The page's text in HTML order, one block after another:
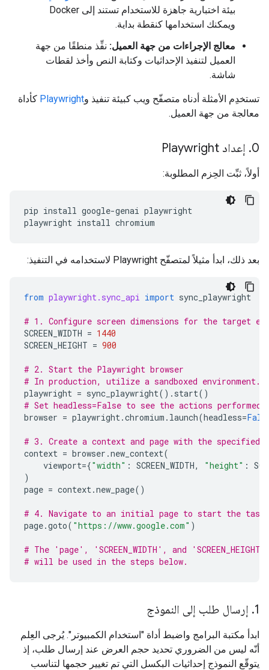
بيئة اختبارية جاهزة للاستخدام تستند إلى Docker
ويمكنك استخدامها كنقطة بداية.
معالج الإجراءات من جهة العميل: نفِّذ منطقًا من جهة
العميل لتنفيذ الإحداثيات وكتابة النص وأخذ لقطات
شاشة.
تستخدِم الأمثلة أدناه متصفّح ويب كبيئة تنفيذ وPlaywright كأداة
معالجة من جهة العميل.
0
. إعداد Playwright
أولاً، ثبِّت الحِزم المطلوبة:
pip install google-genai playwright
playwright install
بعد ذلك، ابدأ مثيلاً لمتصفّح Playwright لاستخدامه في التنفيذ:
from playwright.sync_api import sync_playwright
# 1. Configure screen dimensions for the target
SCREEN_WIDTH = 1440
SCREEN_HEIGHT = 900
# 2. Start the Playwright browser
# In production, utilize a sandboxed environment.
playwright = sync_playwright() . start()
# Set headless=False to see the actions performed
browser = playwright.chromium . launch(headless=
# 3. Create a context and page with the specified
context = browser .new_context(
viewport={"width" : SCREEN_WIDTH, "height" :
)
page = context.new_page()
# 4. Navigate to an initial page to start the task
page.goto( "https://www.google.com" )
# The 'page', 'SCREEN_WIDTH', and
# will be used in the steps below.
1
. إرسال طلب إلى النموذج
ابدأ مكتبة البرامج واضبط أداة "استخدام الكمبيوتر". يُرجى العِلم
أنّه ليس من الضروري تحديد حجم العرض عند إرسال طلب، إذ
يتوقّع النموذج إحداثيات البكسل التي تم تغيير حجمها لتناسب